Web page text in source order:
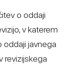
o oddaji
v katerem
oddaji javnega
revizijskega